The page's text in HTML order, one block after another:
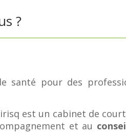
?
santé pour des
est un cabinet de
et au